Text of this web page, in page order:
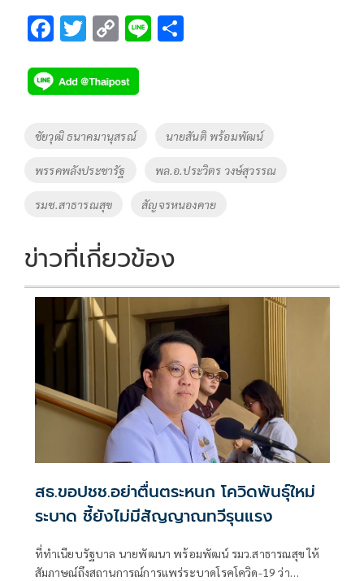
F
e
b
o
k
T
tt
er
C
p
y
Li
n
k
Li
Tags
ชัยวุฒิ ธนาคมานุสรณ์ นายสันติ พร้อมพัฒน์
พรรคพลังประชารัฐ พล.อ.ประวิตร วงษ์สุวรรณ
รมช.สาธารณสุข สัญจรหนองคาย
ข่าวที่เกี่ยวข้อง
สธ.ขอปชช.อย่าตื่นตระหนก โควิดพันธุ์ใหม่
ระบาด ชี้ยังไม่มีสัญญาณทวีรุนแรง
ที่ทําเนียบรัฐบาล นายพัฒนา พร้อมพัฒน์ รมว.สาธารณสุข ให้
สัมภาษณ์ถึงสถานการณ์การแพร่ระบาดโรคโควิด-19 ว่า